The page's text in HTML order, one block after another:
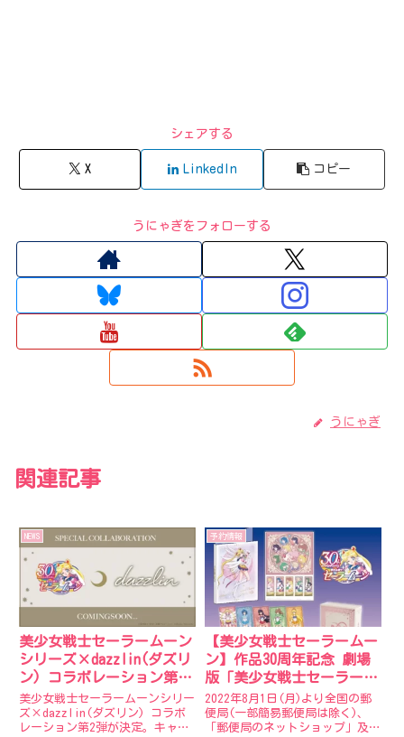
シェアする
X LinkedIn コピー
うにゃぎをフォローする
うにゃぎ
関連記事
NEWS
美少女戦士セーラームーン
シリーズ×dazzlin(ダズリ
ン) コラボレーション第2
弾が決定。
美少女戦士セーラームーンシリー
ズ×dazzlin(ダズリン) コラボ
レーション第2弾が決定。キャラ
予約情報
【美少女戦士セーラームー
ン】作品30周年記念 劇場
版「美少女戦士セーラーム
ーンEternal」プレミアム
フレーム切手セット受注開
始
2022年8月1日(月)より全国の郵
便局(一部簡易郵便局は除く)、
「郵便局のネットショップ」及び